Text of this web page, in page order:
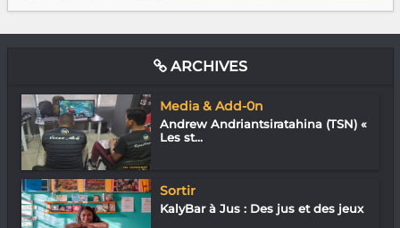
ARCHIVES
Media & Add-0n
Andrew Andriantsiratahina (TSN) «
Les st...
Sortir
KalyBar à Jus : Des jus et des jeux